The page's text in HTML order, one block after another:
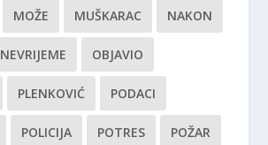
MOŽE MUŠKARAC NAKON
NEVRIJEME OBJAVIO
PLENKOVIĆ PODACI
POLICIJA POTRES POŽAR